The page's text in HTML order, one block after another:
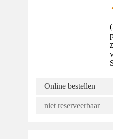
(
Online bestellen
niet reserveerbaar